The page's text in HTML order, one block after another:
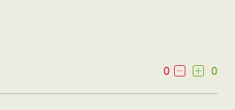
0
0